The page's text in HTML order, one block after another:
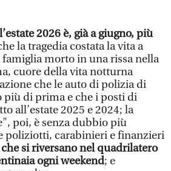
2026 è, già a giugno, più
la tragedia costata la vita a
morto in una rissa nella
cuore della vita notturna
che le auto di polizia di
più di prima e che i posti di
all’estate 2025 e 2024; la
poi, è senza dubbio più
poliziotti, carabinieri e finanzieri
si riversano nel quadrilatero
ogni weekend; e